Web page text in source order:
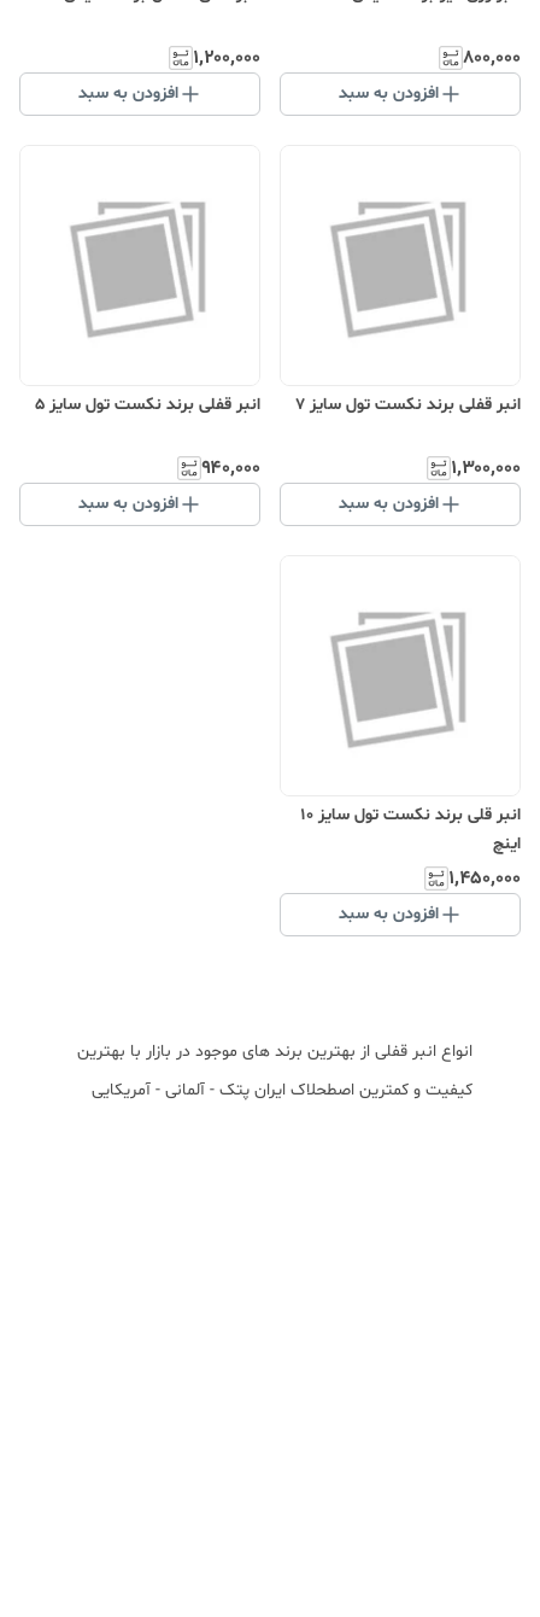
۸۰۰٬۰۰۰
افزودن به سبد
۱٬۲۰۰٬۰۰۰
افزودن به سبد
انبر قفلی برند نکست تول سایز 7
۱٬۳۰۰٬۰۰۰
افزودن به سبد
انبر قفلی برند نکست تول سایز 5
۹۴۰٬۰۰۰
افزودن به سبد
انبر قلی برند نکست تول سایز 10
اینچ
۱٬۴۵۰٬۰۰۰
افزودن به سبد
انواع انبر قفلی از بهترین برند های موجود در بازار با بهترین
کیفیت و کمترین اصطحلاک ایران پتک - آلمانی - آمریکایی